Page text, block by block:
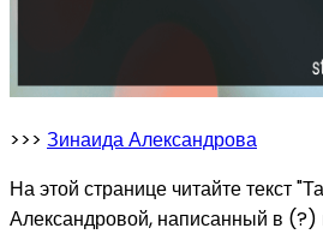
>>> Зинаида Александрова
На этой странице читайте текст
Александровой, написанный в (?)